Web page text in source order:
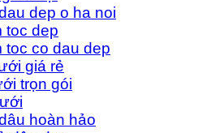
dep o ha noi
toc dep
toc co dau dep
giá rẻ
trọn gói
hoàn hảo